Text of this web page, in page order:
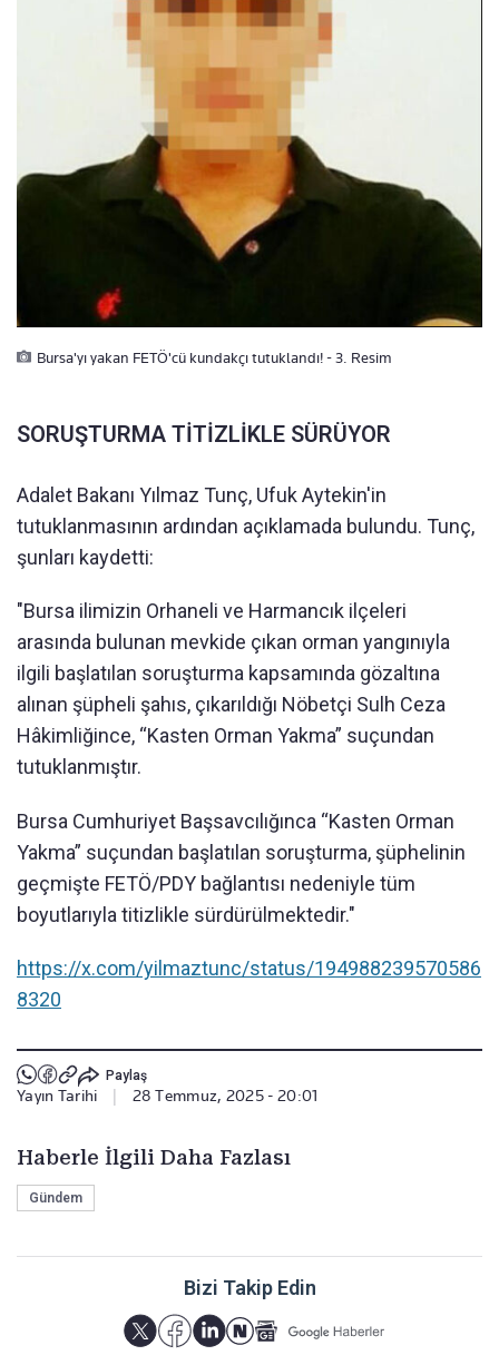
Bursa'yı yakan FETÖ'cü kundakçı tutuklandı! - 3. Resim
SORUŞTURMA TİTİZLİKLE SÜRÜYOR
Adalet Bakanı Yılmaz Tunç, Ufuk Aytekin'in
tutuklanmasının ardından açıklamada bulundu. Tunç,
şunları kaydetti:
"Bursa ilimizin Orhaneli ve Harmancık ilçeleri
arasında bulunan mevkide çıkan orman yangınıyla
ilgili başlatılan soruşturma kapsamında gözaltına
alınan şüpheli şahıs, çıkarıldığı Nöbetçi Sulh Ceza
Hâkimliğince, “Kasten Orman Yakma” suçundan
tutuklanmıştır.
Bursa Cumhuriyet Başsavcılığınca “Kasten Orman
Yakma” suçundan başlatılan soruşturma, şüphelinin
geçmişte FETÖ/PDY bağlantısı nedeniyle tüm
boyutlarıyla titizlikle sürdürülmektedir."
https://x.com/yilmaztunc/status/194988239570586
8320
Paylaş
Yayın Tarihi | 28 Temmuz, 2025 - 20:01
Haberle İlgili Daha Fazlası
Gündem
Bizi Takip Edin